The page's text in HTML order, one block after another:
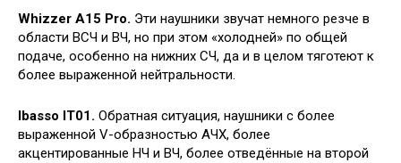
Whizzer A15 Pro. Эти наушники звучат немного резче в
области ВСЧ и ВЧ, но при этом «холодней» по общей
подаче, особенно на нижних СЧ, да и в целом тяготеют к
более выраженной нейтральности.
Ibasso IT01. Обратная ситуация, наушники с более
выраженной V-образностью АЧХ, более
акцентированные НЧ и ВЧ, более отведённые на второй